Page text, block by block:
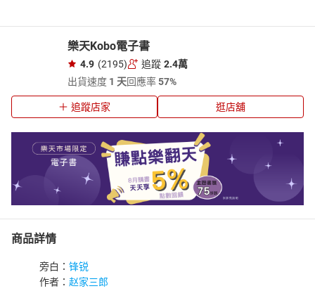
樂天Kobo電子書
4.9 (2195) 追蹤 2.4萬
出貨速度 1 天回應率57%
追蹤店家 逛店舖
商品詳情
旁白： 锋锐
作者： 赵家三郎